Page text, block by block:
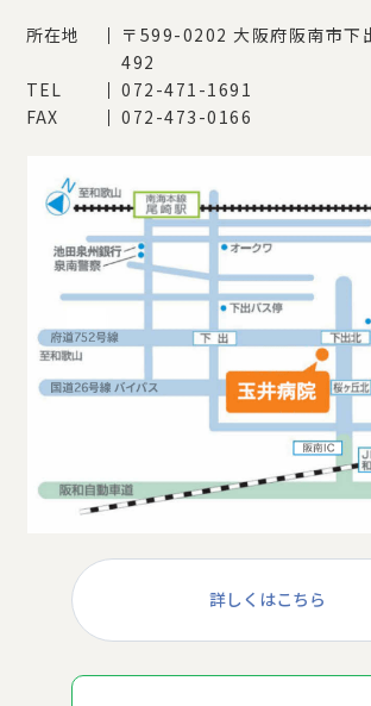
所在地 〒599-0202 大阪府阪南市下
492
TEL
072-471-1691
FAX
072-473-0166
詳しくはこちら